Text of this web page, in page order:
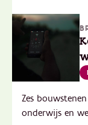
Zes
onderwijs en